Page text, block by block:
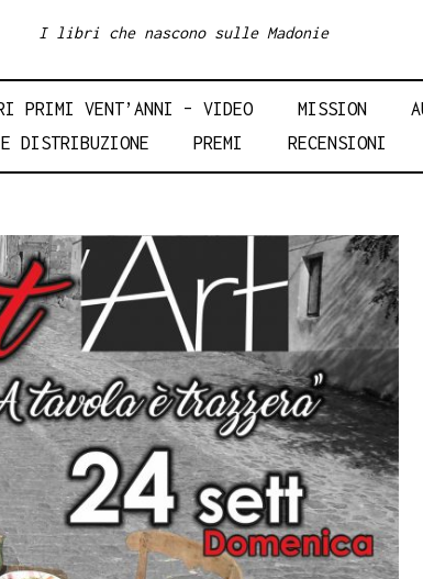
I libri che nascono sulle Madonie
PRIMI VENT’ANNI – VIDEO MISSION
DISTRIBUZIONE
PREMI RECENSIONI